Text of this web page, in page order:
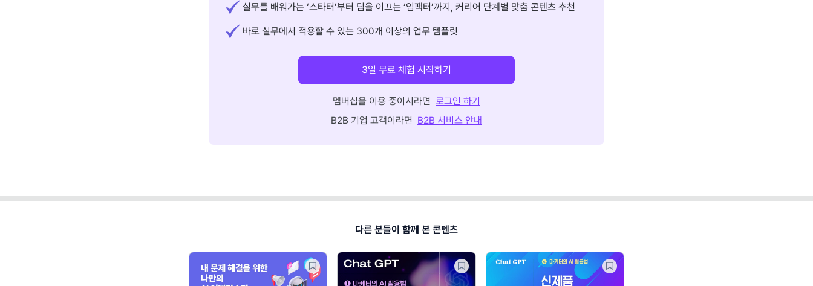
실무를 배워가는 ‘스타터’부터 팀을 이끄는 ‘임팩터’까지, 커리어 단계별 맞춤 콘텐츠 추천
바로 실무에서 적용할 수 있는 300개 이상의 업무 템플릿
3일 무료 체험 시작하기
멤버십을 이용 중이시라면 로그인 하기
B2B 기업 고객이라면 B2B 서비스 안내
다른 분들이 함께 본 콘텐츠